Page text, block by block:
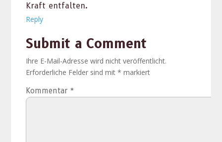
Kraft ent­fal­ten.
Reply
Submit a Comment
Ihre E-Mail-Adresse wird nicht veröffentlicht.
Erforderliche Felder sind mit* markiert
Kommentar *